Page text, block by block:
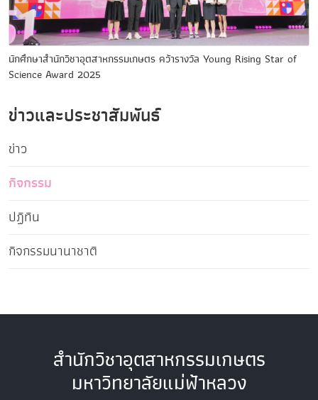
นักศึกษาสำนักวิชาอุตสาหกรรมเกษตร คว้ารางวัล Young Rising Star of
Science Award 2025
ข่าวและประชาสัมพันธ์
ข่าว
กิจกรรม
ปฏิทิน
กิจกรรมนานาชาติ
สำนักวิชาอุตสาหกรรมเกษตร
มหาวิทยาลัยแม่ฟ้าหลวง